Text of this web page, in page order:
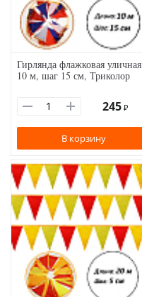
Гирлянда флажковая уличная
10 м, шаг 15 см, Триколор
245 ₽
В корзину